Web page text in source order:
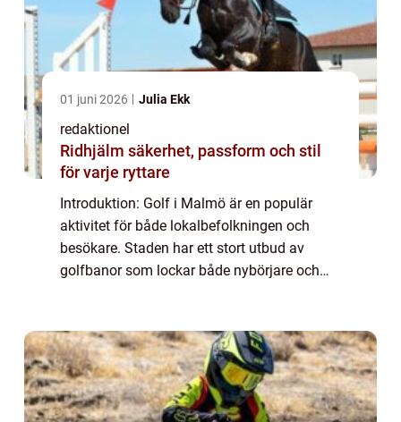
01 juni 2026 Julia Ekk
redaktionel
Ridhjälm säkerhet, passform och stil
för varje ryttare
Introduktion: Golf i Malmö är en populär
aktivitet för både lokalbefolkningen och
besökare. Staden har ett stort utbud av
golfbanor som lockar både nybörjare och